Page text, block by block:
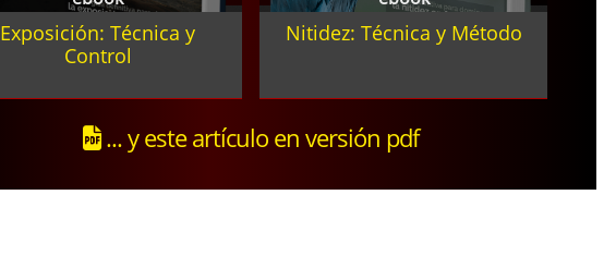
Exposición: Técnica y
Control
Nitidez: Técnica y Método
... y este artículo en versión pdf